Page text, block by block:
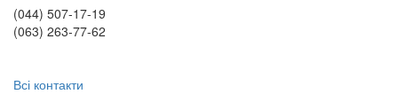
(044) 507-17-19
(063) 263-77-62
Всі контакти